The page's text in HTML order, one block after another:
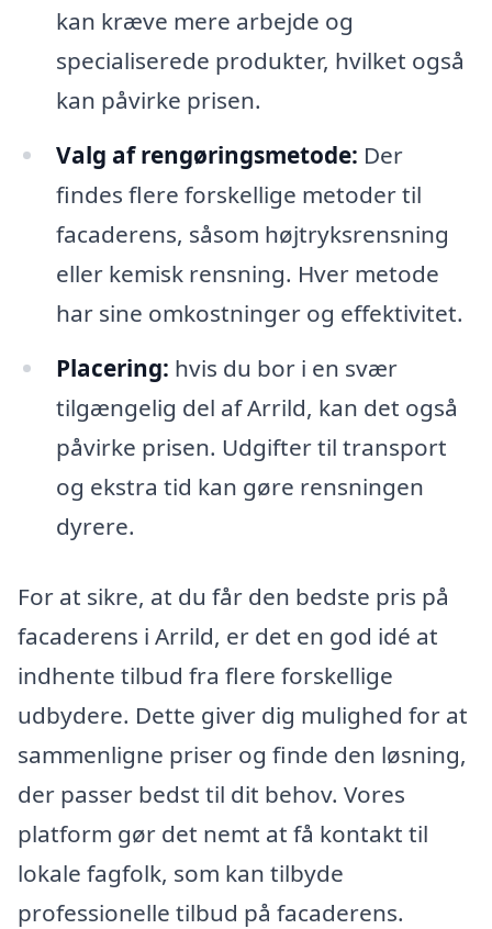
kan kræve mere arbejde og
specialiserede produkter, hvilket også
kan påvirke prisen.
Valg af rengøringsmetode: Der
findes flere forskellige metoder til
facaderens, såsom højtryksrensning
eller kemisk rensning. Hver metode
har sine omkostninger og effektivitet.
Placering: hvis du bor i en svær
tilgængelig del af Arrild, kan det også
påvirke prisen. Udgifter til transport
og ekstra tid kan gøre rensningen
dyrere.
For at sikre, at du får den bedste pris på
facaderens i Arrild, er det en god idé at
indhente tilbud fra flere forskellige
udbydere. Dette giver dig mulighed for at
sammenligne priser og finde den løsning,
der passer bedst til dit behov. Vores
platform gør det nemt at få kontakt til
lokale fagfolk, som kan tilbyde
professionelle tilbud på facaderens.